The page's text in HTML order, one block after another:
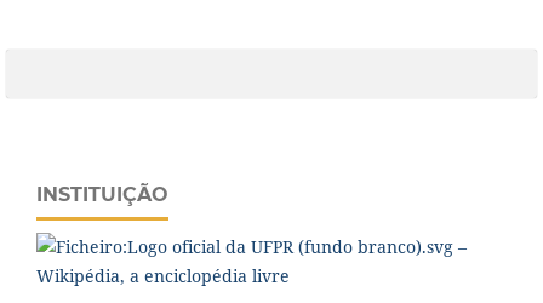
INSTITUIÇÃO